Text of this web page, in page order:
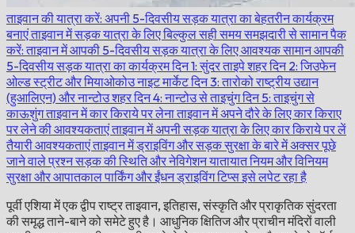
ताइवान की यात्रा करें: अपनी 5-दिवसीय सड़क यात्रा का बेहतरीन कार्यक्रम
बनाएंताइवान में सड़क यात्रा के लिए बिल्कुल सही समयसमझदारी से सामान पैक
करें: ताइवान में आपकी 5-दिवसीय सड़क यात्रा के लिए आवश्यक सामानआपकी
5-दिवसीय सड़क यात्रा का कार्यक्रमदिन 1: सुंदर ताइपे शहरदिन 2: जिउफेन
ओल्ड स्ट्रीट और मियाओकोउ नाइट मार्केटदिन 3: तारोको राष्ट्रीय उद्यान
(हुआलिएन) और नान्टोउ शहरदिन 4: नान्टोउ से ताइचुंगदिन 5: ताइचुंग से
काऊशुंगताइवान में कार किराये पर लेनाताइवान में अपने दौरे के लिए कार किराए
पर लेने की आवश्यकताएंताइवान में अपनी सड़क यात्रा के लिए कार किराये पर लें
तैयारीआवश्यकताएंताइवान में ड्राइविंग और सड़क सुरक्षा के बारे में अक्सर पूछे
जाने वाले प्रश्नसड़क की स्थिति और नेविगेशनयातायात नियम और विनियम
सुरक्षा और आपातकालपार्किंग और ईंधनड्राइविंग टिप्सइसे लपेट रहा है
पूर्वी एशिया में एक द्वीप राष्ट्र ताइवान, इतिहास, संस्कृति और प्राकृतिक सुंदरता
की समृद्ध ताने-बाने को समेटे हुए है। आधुनिक क्षितिज और प्राचीन मंदिरों वाली